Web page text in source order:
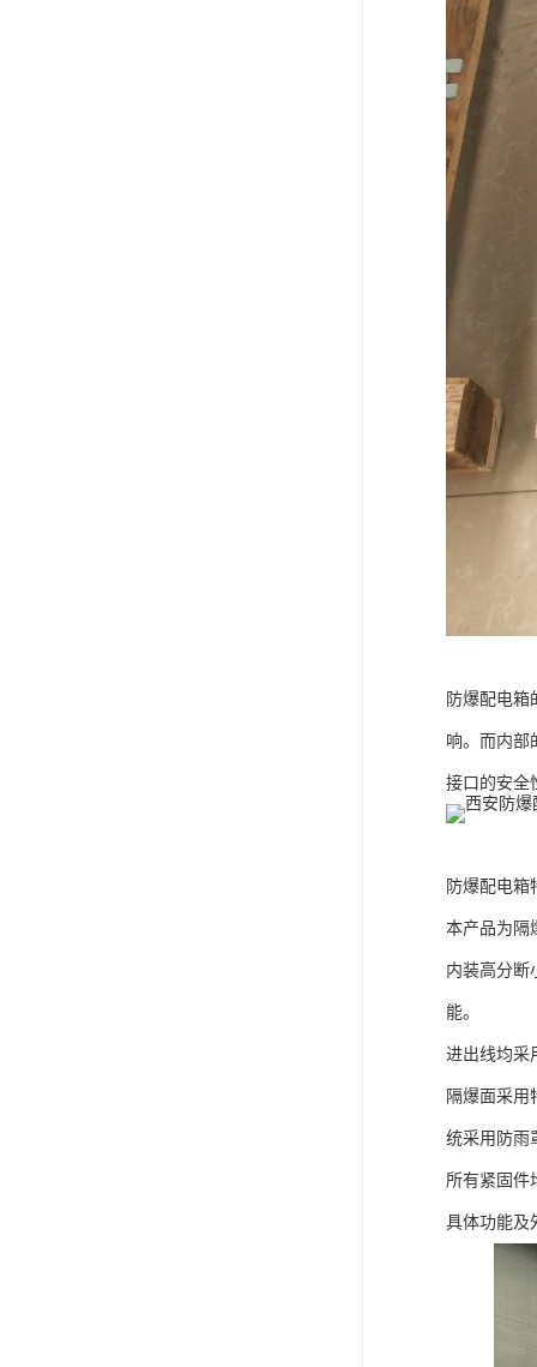
防爆配电箱
响。而内部
接口的安全
防爆配电箱
本产品为隔
内装高分断
能。
进出线均采
隔爆面采用
统采用防雨
所有紧固件
具体功能及